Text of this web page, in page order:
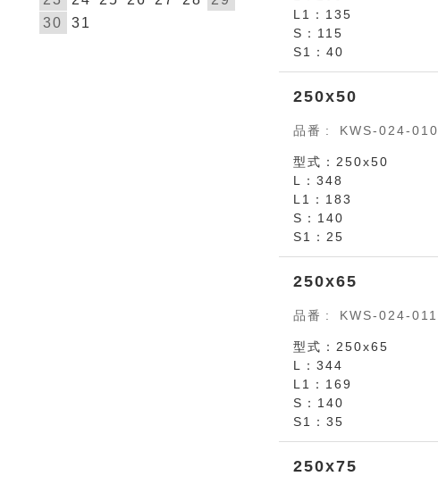
L1：135
S：115
S1：40
250x50
品番 KWS-024-010
型式：250x50
L：348
L1：183
S：140
S1：25
250x65
品番 KWS-024-011
型式：250x65
L：344
L1：169
S：140
S1：35
250x75
30
31